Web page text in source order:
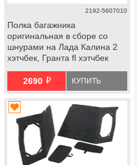
2192-5607010
Полка багажника
оригинальная в сборе со
шнурами на Лада Калина 2
хэтчбек, Гранта fl хэтчбек
2690 й КУПИТЬ